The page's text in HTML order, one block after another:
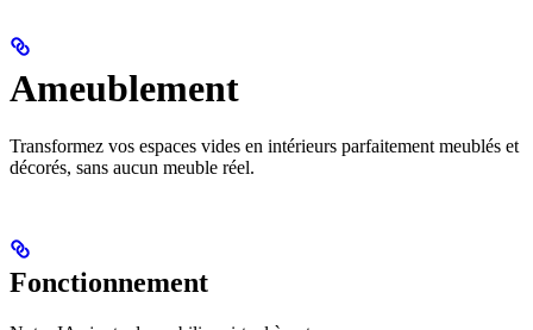
Ameublement
Transformez vos espaces vides en intérieurs parfaitement meublés et
décorés, sans aucun meuble réel.
Fonctionnement